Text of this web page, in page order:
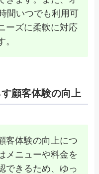
間いつでも利用可
ーズに柔軟に対応
顧客体験の向上
客体験の向上につ
メニューや料金を
できるため、ゆっ